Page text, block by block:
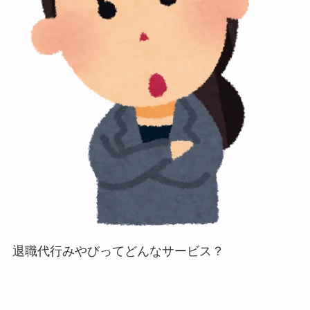
退職代行みやびってどんなサービス？